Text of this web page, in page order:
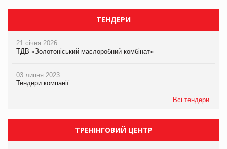
ТЕНДЕРИ
21 січня 2026
ТДВ «Золотоніський маслоробний комбінат»
03 липня 2023
Тендери компанії
Всі тендери
ТРЕНІНГОВИЙ ЦЕНТР